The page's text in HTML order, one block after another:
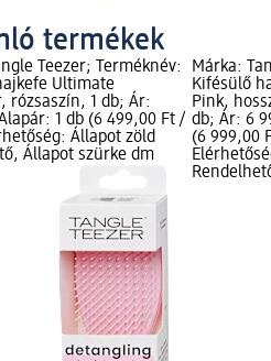
termékek
Teezer; Terméknév:
Ultimate
rózsaszín, 1 db; Ár:
1 db (6 499,00 Ft /
Állapot zöld
Állapot szürke dm
Márka:
Kifésülő
Pink,
db; Ár: 6
(6 999,00